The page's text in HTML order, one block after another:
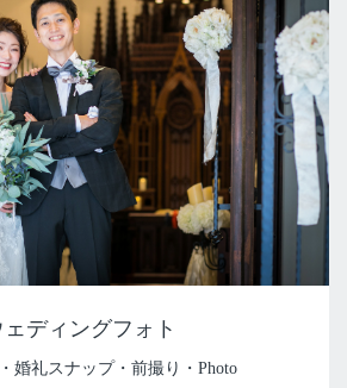
ェディングフォト
婚礼スナップ・前撮り・Photo